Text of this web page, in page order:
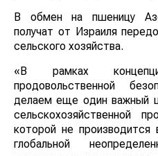
В обмен на пшеницу
получат от Израиля
сельского хозяйства.
«В рамках
продовольственной
делаем еще один важный
сельскохозяйственной
которой не
глобальной